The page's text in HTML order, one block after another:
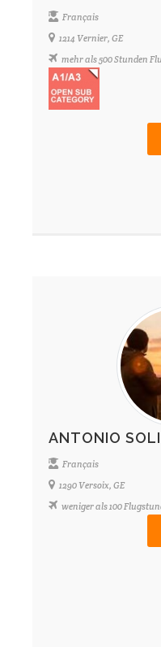
Français
1214 Vernier, GE
mehr als 500 Stunden
ANTONIO
Français
1290 Versoix, GE
weniger als 100